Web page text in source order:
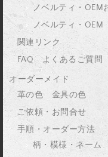
ノベルティ・OEM
ノベルティ・
関連リンク
FAQ よくあるご質問
オーダーメイド
革の色 金具の色
ご依頼・お問合せ
手順・オーダー方法
柄・模様・ネーム